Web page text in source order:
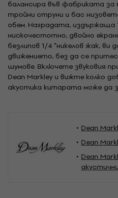
балансира във фабриката за
тройни струни и бас
обем. Наградата, издържаща
нискочестотно, двойно
безлипов 1/4 "никелов жак, ви
движението, без да се
шумове. Включете звуковия
Dean Markley и вижте колко
акустика китарата може да
Dean
Dean
Dean